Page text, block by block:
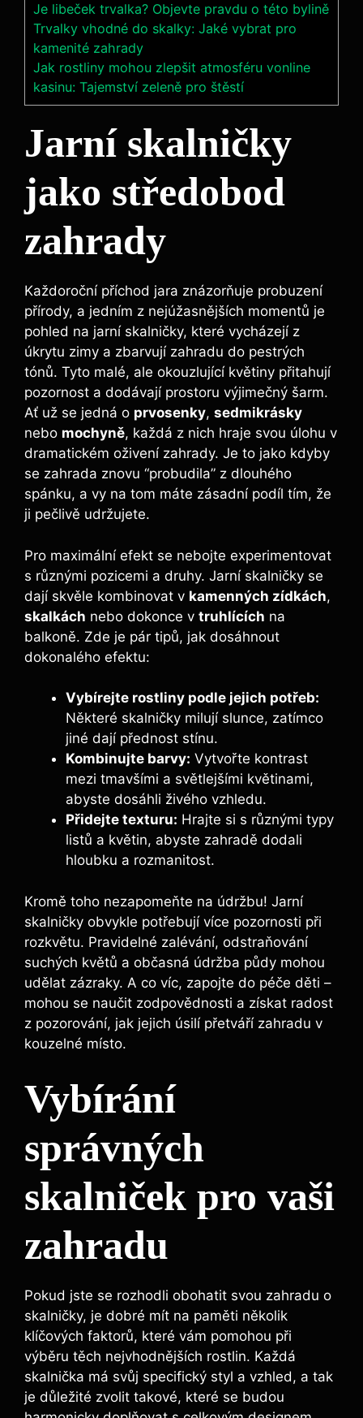
Je libeček trvalka? Objevte pravdu o této bylině
Trvalky vhodné do skalky: Jaké vybrat pro
kamenité zahrady
Jak rostliny mohou zlepšit atmosféru vonline
kasinu: Tajemství zeleně pro štěstí
Jarní skalničky
jako středobod
zahrady
Každoroční příchod jara znázorňuje probuzení
přírody, a jedním z nejúžasnějších momentů je
pohled na jarní skalničky, které vycházejí z
úkrytu zimy a zbarvují zahradu do pestrých
tónů. Tyto malé, ale okouzlující květiny přitahují
pozornost a dodávají prostoru výjimečný šarm.
Ať už se jedná o prvosenky, sedmikrásky
nebo mochyně, každá z nich hraje svou úlohu v
dramatickém oživení zahrady. Je to jako kdyby
se zahrada znovu “probudila” z dlouhého
spánku, a vy na tom máte zásadní podíl tím, že
ji pečlivě udržujete.
Pro maximální efekt se nebojte experimentovat
s různými pozicemi a druhy. Jarní skalničky se
dají skvěle kombinovat v kamenných zídkách,
skalkách nebo dokonce v truhlících na
balkoně. Zde je pár tipů, jak dosáhnout
dokonalého efektu:
Vybírejte rostliny podle jejich potřeb:
Některé skalničky milují slunce, zatímco
jiné dají přednost stínu.
Kombinujte barvy: Vytvořte kontrast
mezi tmavšími a světlejšími květinami,
abyste dosáhli živého vzhledu.
Přidejte texturu: Hrajte si s různými typy
listů a květin, abyste zahradě dodali
hloubku a rozmanitost.
Kromě toho nezapomeňte na údržbu! Jarní
skalničky obvykle potřebují více pozornosti při
rozkvětu. Pravidelné zalévání, odstraňování
suchých květů a občasná údržba půdy mohou
udělat zázraky. A co víc, zapojte do péče děti –
mohou se naučit zodpovědnosti a získat radost
z pozorování, jak jejich úsilí přetváří zahradu v
kouzelné místo.
Vybírání
správných
skalniček pro vaši
zahradu
Pokud jste se rozhodli obohatit svou zahradu o
skalničky, je dobré mít na paměti několik
klíčových faktorů, které vám pomohou při
výběru těch nejvhodnějších rostlin. Každá
skalnička má svůj specifický styl a vzhled, a tak
je důležité zvolit takové, které se budou